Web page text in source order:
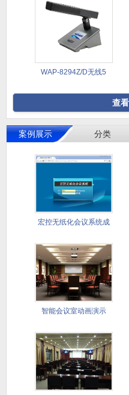
WAP-8294Z/D无线5
查
案例展示 分类
宏控无纸化会议系统成
智能会议室动画演示